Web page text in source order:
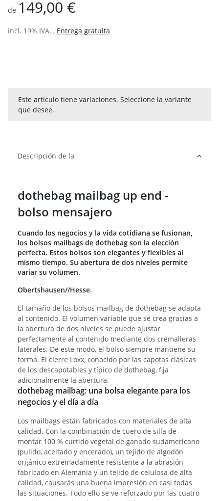
de 149,00 €
incl. 19% IVA. , Entrega gratuita
x
Este artículo tiene variaciones. Seleccione la variante
que desee.
Descripción de la
dothebag mailbag up end -
bolso mensajero
Cuando los negocios y la vida cotidiana se fusionan,
los bolsos mailbags de dothebag son la elección
perfecta. Estos bolsos son elegantes y flexibles al
mismo tiempo. Su abertura de dos niveles permite
variar su volumen.
Obertshausen//Hesse.
El tamaño de los bolsos mailbag de dothebag se adapta
al contenido. El volumen variable que se crea gracias a
la abertura de dos niveles se puede ajustar
perfectamente al contenido mediante dos cremalleras
laterales. De este modo, el bolso siempre mantiene su
forma. El cierre Loxx, conocido por las capotas clásicas
de los descapotables y típico de dothebag, fija
adicionalmente la abertura.
dothebag mailbag: una bolsa elegante para los
negocios y el día a día
Los mailbags están fabricados con materiales de alta
calidad. Con la combinación de cuero de silla de
montar 100 % curtido vegetal de ganado sudamericano
(pulido, aceitado y encerado), un tejido de algodón
orgánico extremadamente resistente a la abrasión
fabricado en Alemania y un tejido de celulosa de alta
calidad, causarás una buena impresión en casi todas
las situaciones. Todo ello se ve reforzado por las cuatro